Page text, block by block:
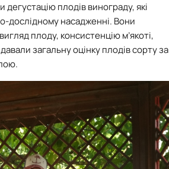
дегустацію плодів винограду, які
дослідному насадженні. Вони
плоду, консистенцію м’якоті,
загальну оцінку плодів сорту за